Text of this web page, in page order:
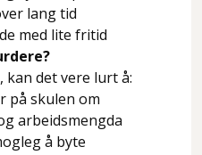
lang tid
med lite fritid
kan det vere lurt å:
på skulen om
arbeidsmengda
å byte